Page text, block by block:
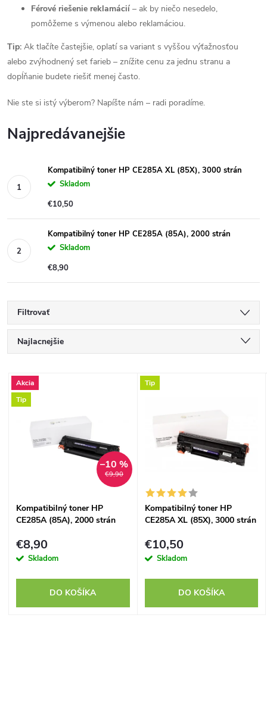
Férové riešenie reklamácií – ak by niečo nesedelo,
pomôžeme s výmenou alebo reklamáciou.
Tip: Ak tlačíte častejšie, oplatí sa variant s vyššou výťažnosťou
alebo zvýhodnený set farieb – znížite cenu za jednu stranu a
dopĺňanie budete riešiť menej často.
Nie ste si istý výberom? Napíšte nám – radi poradíme.
Najpredávanejšie
Kompatibilný toner HP CE285A XL (85X), 3000 strán
Skladom
€10,50
Kompatibilný toner HP CE285A (85A), 2000 strán
Skladom
€8,90
Filtrovať
R
a
d
e
p
o
Najlacnejšie
Najpredávanejšie
V
ý
s
p
Akcia
Tip
€9,90
–10 %
Kompatibilný toner HP
CE285A (85A), 2000 strán
€8,90
Skladom
DO KOŠÍKA
Tip
Kompatibilný toner HP
CE285A XL (85X), 3000 strán
€10,50
Skladom
DO KOŠÍKA